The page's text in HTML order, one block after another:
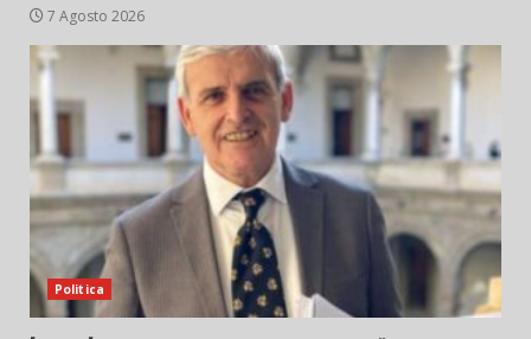
7 Agosto 2026
Politica